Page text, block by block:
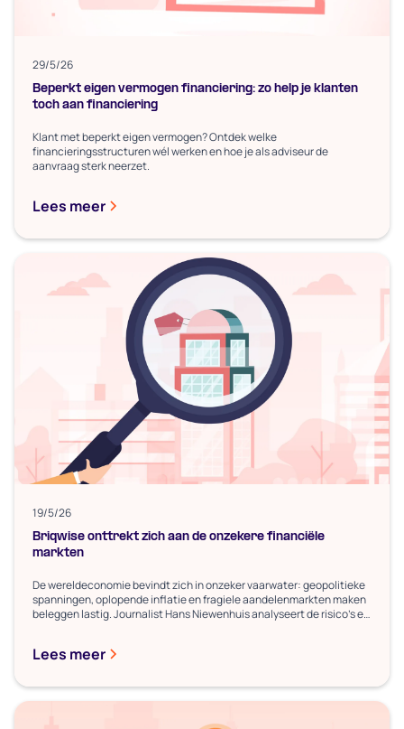
29/5/26
Beperkt eigen vermogen financiering: zo help je klanten
toch aan financiering
Klant met beperkt eigen vermogen? Ontdek welke
financieringsstructuren wél werken en hoe je als adviseur de
aanvraag sterk neerzet.
Lees meer
19/5/26
Briqwise onttrekt zich aan de onzekere financiële
markten
De wereldeconomie bevindt zich in onzeker vaarwater: geopolitieke
spanningen, oplopende inflatie en fragiele aandelenmarkten maken
beleggen lastig. Journalist Hans Niewenhuis analyseert de risico's en
Lees meer